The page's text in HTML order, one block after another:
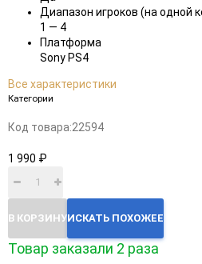
Диапазон игроков (на одной
1 — 4
Платформа
Sony PS4
Все характеристики
Категории
Код товара:22594
1 990 ₽
В КОРЗИНУИСКАТЬ ПОХОЖЕЕ
Товар заказали 2 раза